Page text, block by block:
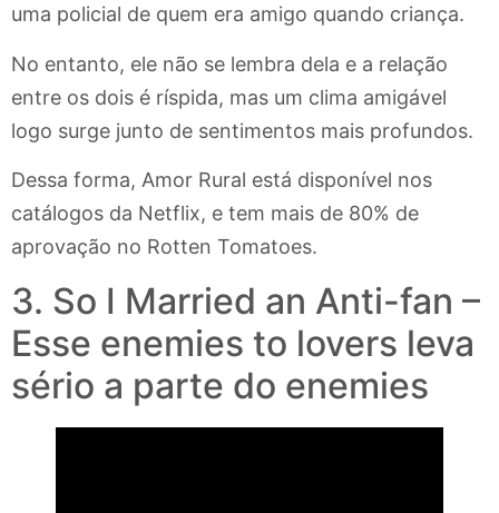
uma policial de quem era amigo quando criança.
No entanto, ele não se lembra dela e a relação
entre os dois é ríspida, mas um clima amigável
logo surge junto de sentimentos mais profundos.
Dessa forma, Amor Rural está disponível nos
catálogos da Netflix, e tem mais de 80% de
aprovação no Rotten Tomatoes.
3. So I Married an Anti-fan –
Esse enemies to lovers leva
sério a parte do enemies